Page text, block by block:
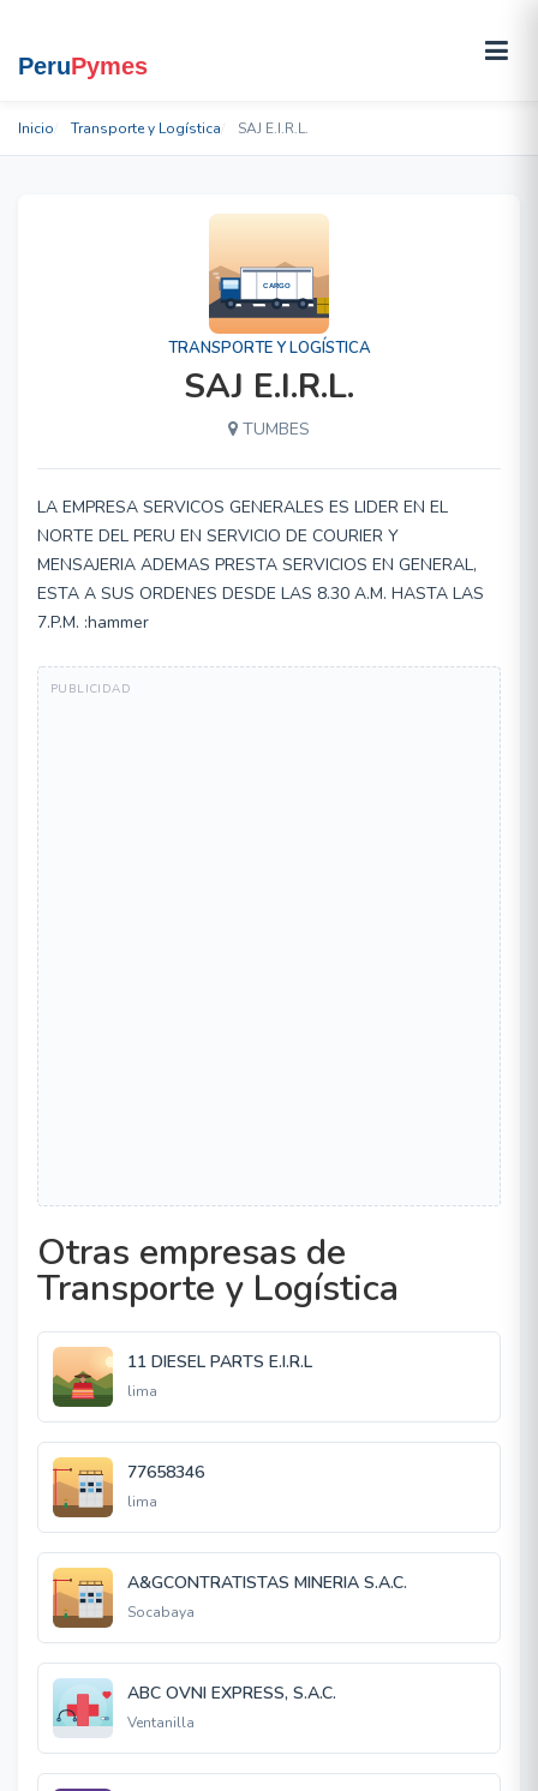
Inicio Transporte y Logística SAJ E.I.R.L.
TRANSPORTE Y LOGÍSTICA
SAJ E.I.R.L.
TUMBES
LA EMPRESA SERVICOS GENERALES ES LIDER EN EL
NORTE DEL PERU EN SERVICIO DE COURIER Y
MENSAJERIA ADEMAS PRESTA SERVICIOS EN GENERAL,
ESTA A SUS ORDENES DESDE LAS 8.30 A.M. HASTA LAS
7.P.M. :hammer
Otras empresas de
Transporte y Logística
11 DIESEL PARTS E.I.R.L
lima
77658346
lima
A&GCONTRATISTAS MINERIA S.A.C.
Socabaya
ABC OVNI EXPRESS, S.A.C.
Ventanilla